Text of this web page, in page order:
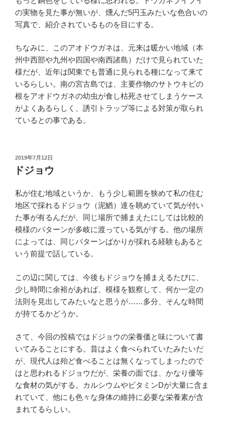
の実物を見た事が無いが、燻んだ5円玉みたいな色合いの
写真で、紹介されているものを目にする。
ちなみに、このアオドウガネは、元来は暖かい地域（本
州中西部や九州や四国や南西諸島）だけで見られていた
様だが、近年は関東でも普通に見られる種になって来て
いるらしい。南の宮古島では、主要作物のサトウキビの
根をアオドウガネの幼虫が食し枯死させてしまうケース
がよくあるらしく、誘引トラップ等による対策が取られ
ているとの事である。
投
稿
日:
2019年7月12日
ドジョウ
私が住む地域というか、もう少し範囲を狭めて私の住む
地区で採れるドジョウ（泥鰌）達を眺めていて気が付い
た事が有るんだが、同じ場所で捕まえたにしては比較的
模様のパターンが多岐に渡っている気がする。他の場所
によっては、同じパターンばかりが採れる経験もあると
いう前提で話している。
この辺に関しては、今後もドジョウを捕まえるたびに、
少し時間に余裕があれば、模様を観察して、何か一定の
法則を見出してみたいなと思うが……多分、そんな時間
が持てるかどうか。
さて、今回の投稿ではドジョウの栄養価と味について書
いてみることにする。昔はよく食べられていたみたいだ
が、現代人は殆ど食べることは無くなってしまったので
はと思われるドジョウだが、栄養の面では、かなり優等
な食材の気がする。カルシウムやビタミンDが大量に含ま
れていて、他にも色々な身体の維持に必要な栄養素が含
まれてるらしい。